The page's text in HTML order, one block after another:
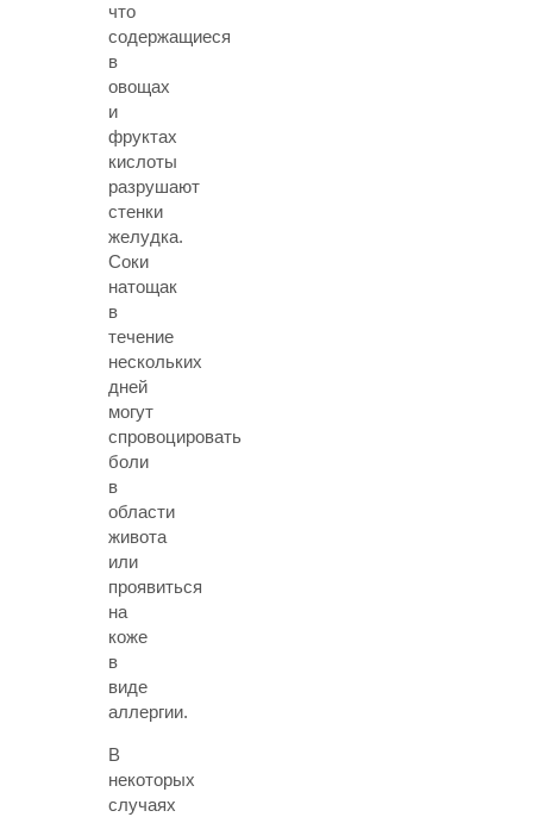
что
содержащиеся
в
овощах
и
фруктах
кислоты
разрушают
стенки
желудка.
Соки
натощак
в
течение
нескольких
дней
могут
спровоцировать
боли
в
области
живота
или
проявиться
на
коже
в
виде
аллергии.
В
некоторых
случаях